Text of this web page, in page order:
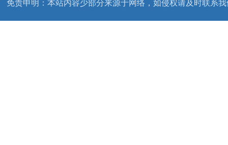
免责申明：本站内容少部分来源于网络，如侵权请及时联系